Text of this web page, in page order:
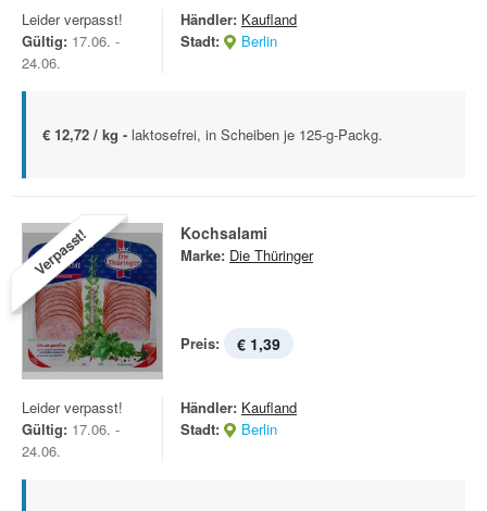
Leider verpasst!
Gültig: 17.06. -
24.06.
Händler: Kaufland
Stadt:
Berlin
€ 12,72 / kg - laktosefrei, in Scheiben je 125-g-Packg.
Verpasst! Kochsalami
Marke: Die Thüringer
Preis: € 1,39
Leider verpasst!
Gültig: 17.06. -
24.06.
Händler: Kaufland
Stadt:
Berlin